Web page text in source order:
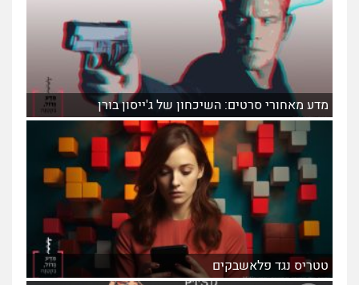
מדע מאחורי סרטים: השיכחון של ג'ייסון בורן
טטריס נגד פלאשבקים